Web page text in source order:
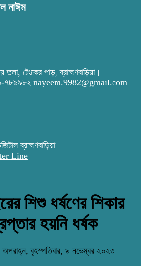
নাঈম
তলা, টেংকের পাড়, ব্রাহ্মণবাড়িয়া।
৭৮৯৯৮২ nayeem.9982@gmail.com
ব্রাহ্মণবাড়িয়া
Line
শিশু ধর্ষণের শিকার
হয়নি ধর্ষক
বৃহস্পতিবার, ৯ নভেম্বর ২০২৩